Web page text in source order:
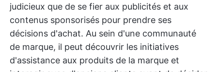
judicieux que de se fier aux publicités et aux
contenus sponsorisés pour prendre ses
décisions d'achat. Au sein d'une communauté
de marque, il peut découvrir les initiatives
d'assistance aux produits de la marque et